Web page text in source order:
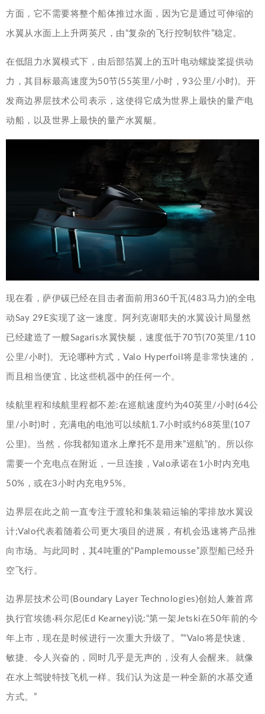
方面，它不需要将整个船体推过水面，因为它是通过可伸缩的
水翼从水面上上升两英尺，由“复杂的飞行控制软件”稳定。
在低阻力水翼模式下，由后部箔翼上的五叶电动螺旋桨提供动
力，其目标最高速度为50节(55英里/小时，93公里/小时)。开
发商边界层技术公司表示，这使得它成为世界上最快的量产电
动船，以及世界上最快的量产水翼艇。
现在看，萨伊碳已经在目击者面前用360千瓦(483马力)的全电
动Say 29E实现了这一速度。阿列克谢耶夫的水翼设计局显然
已经建造了一艘Sagaris水翼快艇，速度低于70节(70英里/110
公里/小时)。无论哪种方式，Valo Hyperfoil将是非常快速的，
而且相当便宜，比这些机器中的任何一个。
续航里程和续航里程都不差:在巡航速度约为40英里/小时(64公
里/小时)时，充满电的电池可以续航1.7小时或约68英里(107
公里)。当然，你我都知道水上摩托不是用来”巡航”的。所以你
需要一个充电点在附近，一旦连接，Valo承诺在1小时内充电
50%，或在3小时内充电95%。
边界层在此之前一直专注于渡轮和集装箱运输的零排放水翼设
计;Valo代表着随着公司更大项目的进展，有机会迅速将产品推
向市场。与此同时，其4吨重的“Pamplemousse”原型船已经升
空飞行。
边界层技术公司(Boundary Layer Technologies)创始人兼首席
执行官埃德·科尔尼(Ed Kearney)说:“第一架Jetski在50年前的今
年上市，现在是时候进行一次重大升级了。”“Valo将是快速、
敏捷、令人兴奋的，同时几乎是无声的，没有人会醒来。就像
在水上驾驶特技飞机一样。我们认为这是一种全新的水基交通
方式。”